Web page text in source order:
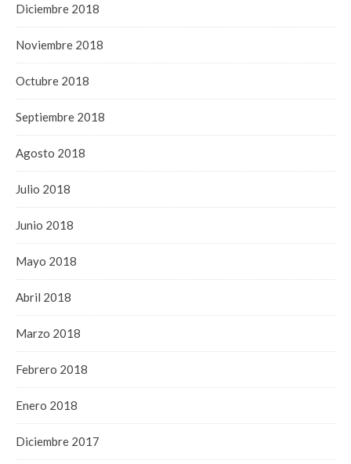
Diciembre 2018
Noviembre 2018
Octubre 2018
Septiembre 2018
Agosto 2018
Julio 2018
Junio 2018
Mayo 2018
Abril 2018
Marzo 2018
Febrero 2018
Enero 2018
Diciembre 2017